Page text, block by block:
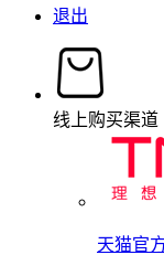
退出
线上购买渠道
天猫官